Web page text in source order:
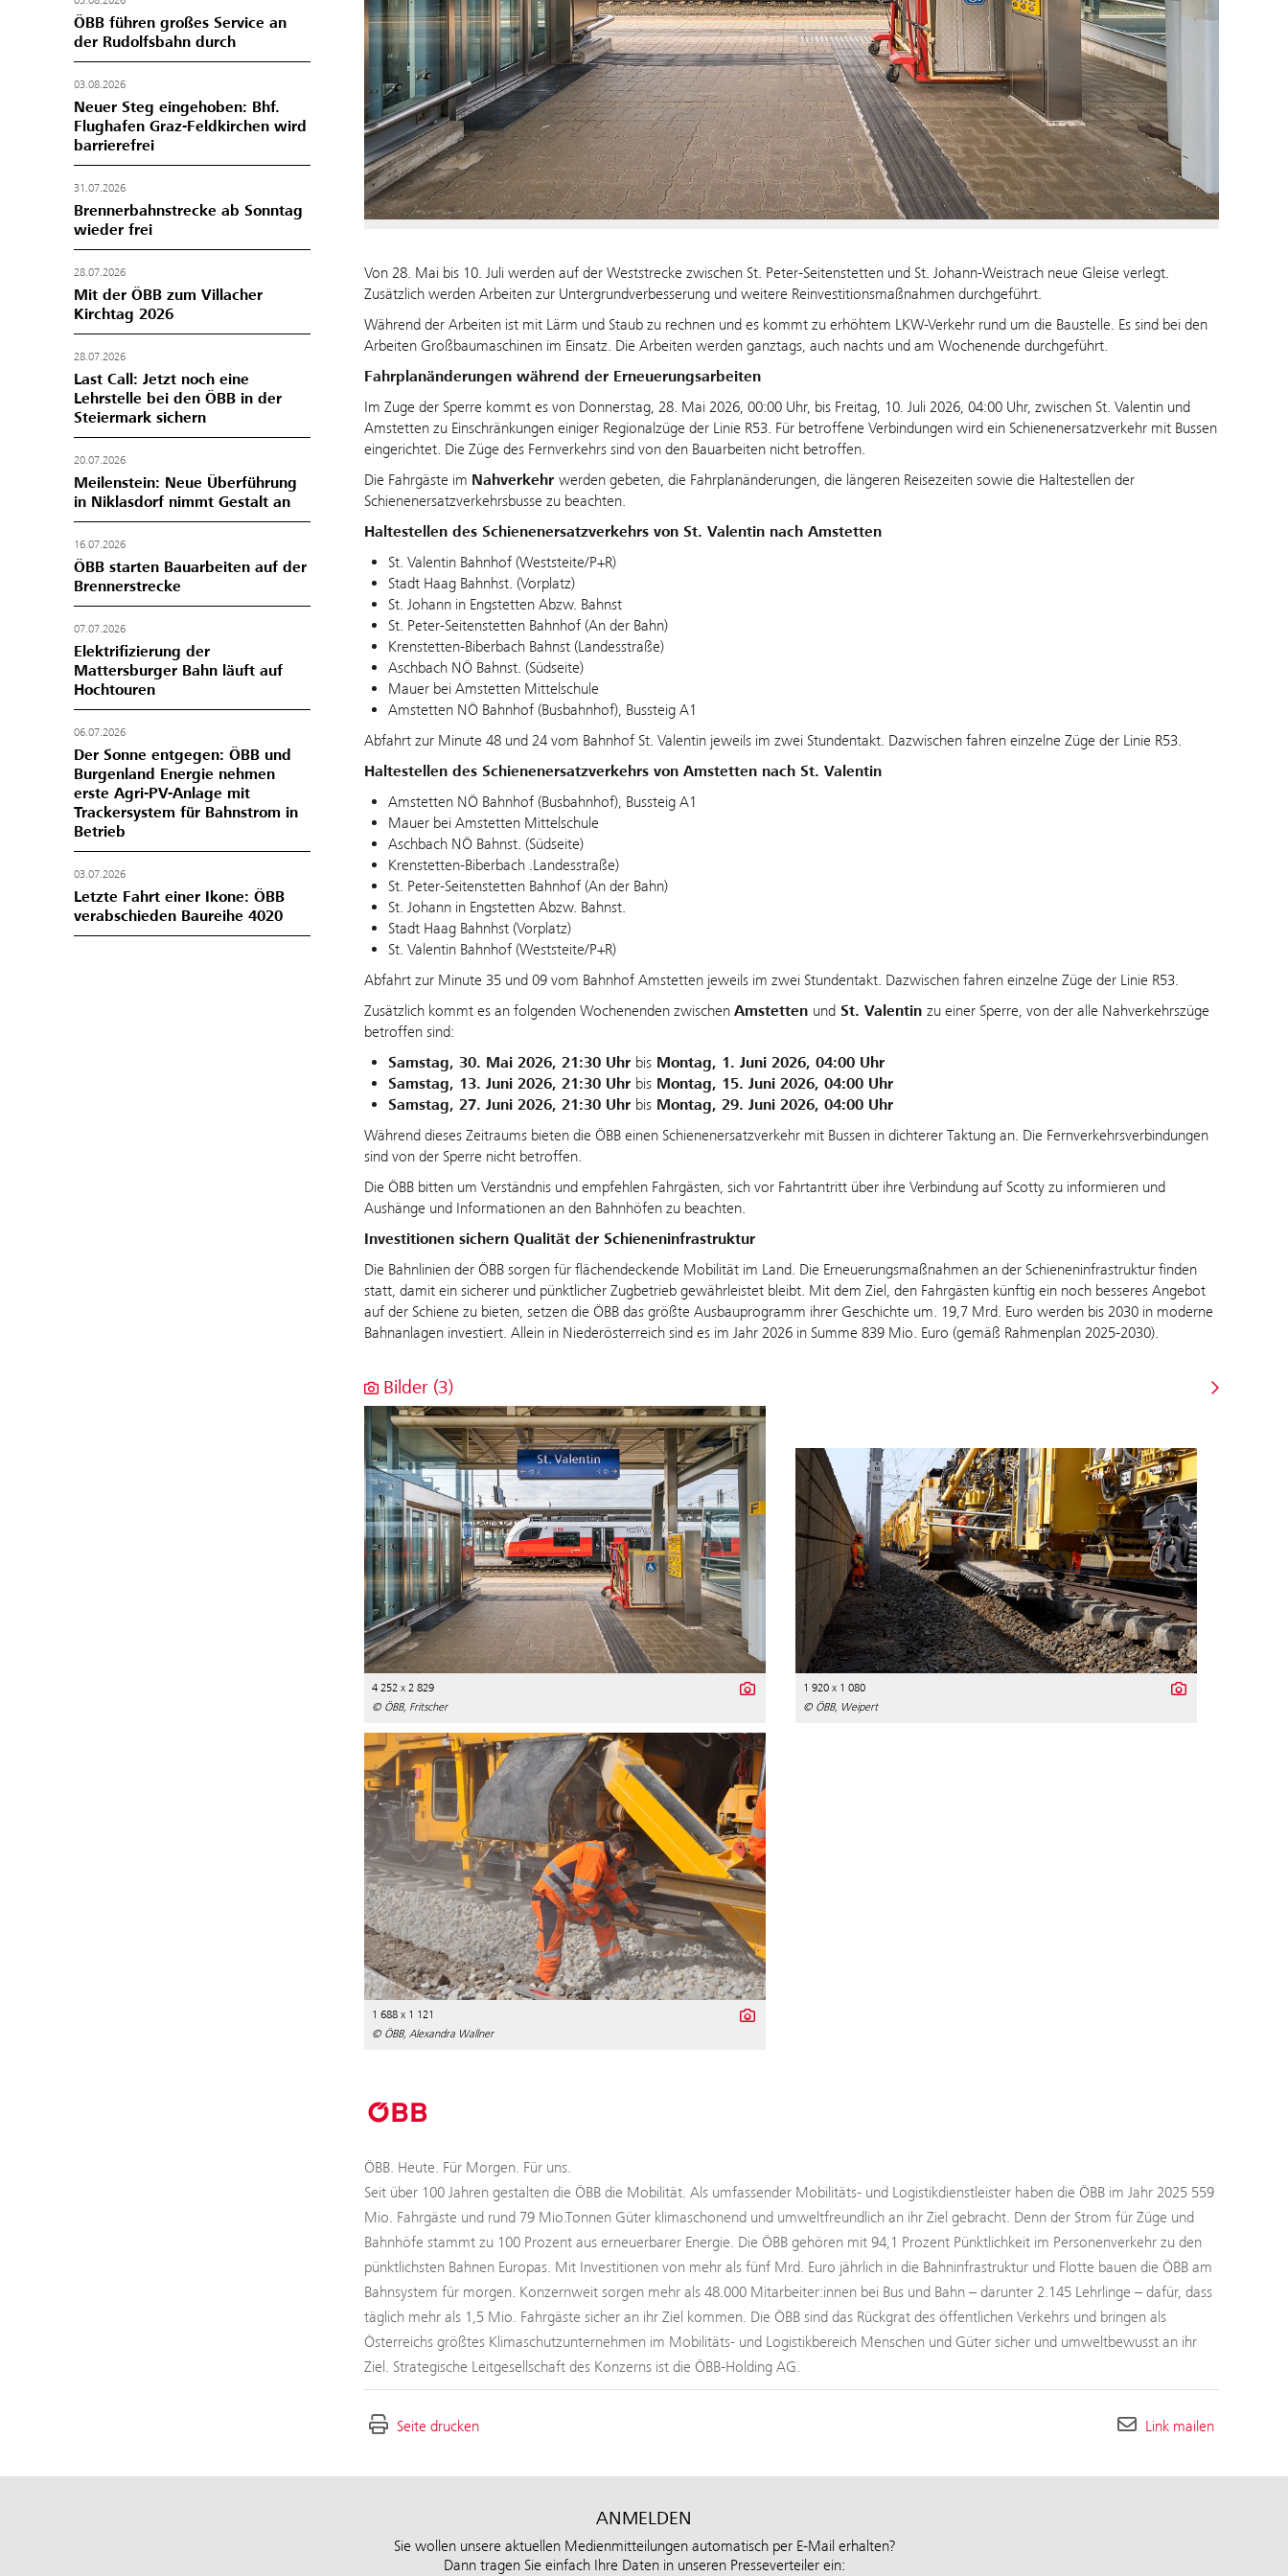
ÖBB führen großes Service an
der Rudolfsbahn durch
03.08.2026
Neuer Steg eingehoben: Bhf.
Flughafen Graz-Feldkirchen wird
barrierefrei
31.07.2026
Brennerbahnstrecke ab Sonntag
wieder frei
28.07.2026
Mit der ÖBB zum Villacher
Kirchtag 2026
28.07.2026
Last Call: Jetzt noch eine
Lehrstelle bei den ÖBB in der
Steiermark sichern
20.07.2026
Meilenstein: Neue Überführung
in Niklasdorf nimmt Gestalt an
16.07.2026
ÖBB starten Bauarbeiten auf der
Brennerstrecke
07.07.2026
Elektrifizierung der
Mattersburger Bahn läuft auf
Hochtouren
06.07.2026
Der Sonne entgegen: ÖBB und
Burgenland Energie nehmen
erste Agri-PV-Anlage mit
Trackersystem für Bahnstrom in
Betrieb
03.07.2026
Letzte Fahrt einer Ikone: ÖBB
verabschieden Baureihe 4020
Von 28. Mai bis 10. Juli werden auf der Weststrecke zwischen St. Peter-Seitenstetten und St. Johann-Weistrach neue Gleise verlegt.
Zusätzlich werden Arbeiten zur Untergrundverbesserung und weitere Reinvestitionsmaßnahmen durchgeführt.
Während der Arbeiten ist mit Lärm und Staub zu rechnen und es kommt zu erhöhtem LKW-Verkehr rund um die Baustelle. Es sind bei den
Arbeiten Großbaumaschinen im Einsatz. Die Arbeiten werden ganztags, auch nachts und am Wochenende durchgeführt.
Fahrplanänderungen während der Erneuerungsarbeiten
Im Zuge der Sperre kommt es von Donnerstag, 28. Mai 2026, 00:00 Uhr, bis Freitag, 10. Juli 2026, 04:00 Uhr, zwischen St. Valentin und
Amstetten zu Einschränkungen einiger Regionalzüge der Linie R53. Für betroffene Verbindungen wird ein Schienenersatzverkehr mit Bussen
eingerichtet. Die Züge des Fernverkehrs sind von den Bauarbeiten nicht betroffen.
Die Fahrgäste im Nahverkehr werden gebeten, die Fahrplanänderungen, die längeren Reisezeiten sowie die Haltestellen der
Schienenersatzverkehrsbusse zu beachten.
Haltestellen des Schienenersatzverkehrs von St. Valentin nach Amstetten
St. Valentin Bahnhof (Weststeite/P+R)
Stadt Haag Bahnhst. (Vorplatz)
St. Johann in Engstetten Abzw. Bahnst
St. Peter-Seitenstetten Bahnhof (An der Bahn)
Krenstetten-Biberbach Bahnst (Landesstraße)
Aschbach NÖ Bahnst. (Südseite)
Mauer bei Amstetten Mittelschule
Amstetten NÖ Bahnhof (Busbahnhof), Bussteig A1
Abfahrt zur Minute 48 und 24 vom Bahnhof St. Valentin jeweils im zwei Stundentakt. Dazwischen fahren einzelne Züge der Linie R53.
Haltestellen des Schienenersatzverkehrs von Amstetten nach St. Valentin
Amstetten NÖ Bahnhof (Busbahnhof), Bussteig A1
Mauer bei Amstetten Mittelschule
Aschbach NÖ Bahnst. (Südseite)
Krenstetten-Biberbach .Landesstraße)
St. Peter-Seitenstetten Bahnhof (An der Bahn)
St. Johann in Engstetten Abzw. Bahnst.
Stadt Haag Bahnhst (Vorplatz)
St. Valentin Bahnhof (Weststeite/P+R)
Abfahrt zur Minute 35 und 09 vom Bahnhof Amstetten jeweils im zwei Stundentakt. Dazwischen fahren einzelne Züge der Linie R53.
Zusätzlich kommt es an folgenden Wochenenden zwischen Amstetten undSt. Valentin zu einer Sperre, von der alle Nahverkehrszüge
betroffen sind:
Samstag, 30. Mai 2026, 21:30 Uhr bisMontag, 1. Juni 2026, 04:00 Uhr
Samstag, 13. Juni 2026, 21:30 Uhr bisMontag, 15. Juni 2026, 04:00 Uhr
Samstag, 27. Juni 2026, 21:30 Uhr bisMontag, 29. Juni 2026, 04:00 Uhr
Während dieses Zeitraums bieten die ÖBB einen Schienenersatzverkehr mit Bussen in dichterer Taktung an. Die Fernverkehrsverbindungen
sind von der Sperre nicht betroffen.
Die ÖBB bitten um Verständnis und empfehlen Fahrgästen, sich vor Fahrtantritt über ihre Verbindung auf Scotty zu informieren und
Aushänge und Informationen an den Bahnhöfen zu beachten.
Investitionen sichern Qualität der Schieneninfrastruktur
Die Bahnlinien der ÖBB sorgen für flächendeckende Mobilität im Land. Die Erneuerungsmaßnahmen an der Schieneninfrastruktur finden
statt, damit ein sicherer und pünktlicher Zugbetrieb gewährleistet bleibt. Mit dem Ziel, den Fahrgästen künftig ein noch besseres Angebot
auf der Schiene zu bieten, setzen die ÖBB das größte Ausbauprogramm ihrer Geschichte um. 19,7 Mrd. Euro werden bis 2030 in moderne
Bahnanlagen investiert. Allein in Niederösterreich sind es im Jahr 2026 in Summe 839 Mio. Euro (gemäß Rahmenplan 2025-2030).
Bilder (3)
4 252 x 2 829
© ÖBB, Fritscher
1 920 x 1 080
© ÖBB, Weipert
1 688 x 1 121
© ÖBB, Alexandra Wallner
ÖBB. Heute. Für Morgen. Für uns.
Seit über 100 Jahren gestalten die ÖBB die Mobilität. Als umfassender Mobilitäts- und Logistikdienstleister haben die ÖBB im Jahr 2025 559
Mio. Fahrgäste und rund 79 Mio.Tonnen Güter klimaschonend und umweltfreundlich an ihr Ziel gebracht. Denn der Strom für Züge und
Bahnhöfe stammt zu 100 Prozent aus erneuerbarer Energie. Die ÖBB gehören mit 94,1 Prozent Pünktlichkeit im Personenverkehr zu den
pünktlichsten Bahnen Europas. Mit Investitionen von mehr als fünf Mrd. Euro jährlich in die Bahninfrastruktur und Flotte bauen die ÖBB am
Bahnsystem für morgen. Konzernweit sorgen mehr als 48.000 Mitarbeiter:innen bei Bus und Bahn – darunter 2.145 Lehrlinge – dafür, dass
täglich mehr als 1,5 Mio. Fahrgäste sicher an ihr Ziel kommen. Die ÖBB sind das Rückgrat des öffentlichen Verkehrs und bringen als
Österreichs größtes Klimaschutzunternehmen im Mobilitäts- und Logistikbereich Menschen und Güter sicher und umweltbewusst an ihr
Ziel. Strategische Leitgesellschaft des Konzerns ist die ÖBB-Holding AG.
Seite drucken Link mailen
ANMELDEN
Sie wollen unsere aktuellen Medienmitteilungen automatisch per E-Mail erhalten?
Dann tragen Sie einfach Ihre Daten in unseren Presseverteiler ein: